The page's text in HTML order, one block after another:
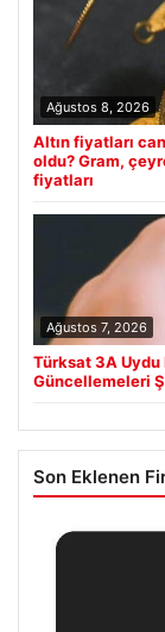
Ağustos 8, 2026
Altın fiyatları
oldu? Gram,
fiyatları
Ağustos 7, 2026
Türksat 3A Uydu
Güncellemeleri
Son Eklenen